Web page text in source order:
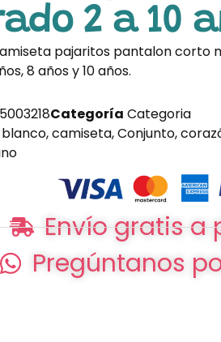
2 a 10
pajaritos pantalon corto
8 años y 10 años.
Categoría Categoria
blanco,camiseta,Conjunto,
Envío gratis a
Pregúntanos